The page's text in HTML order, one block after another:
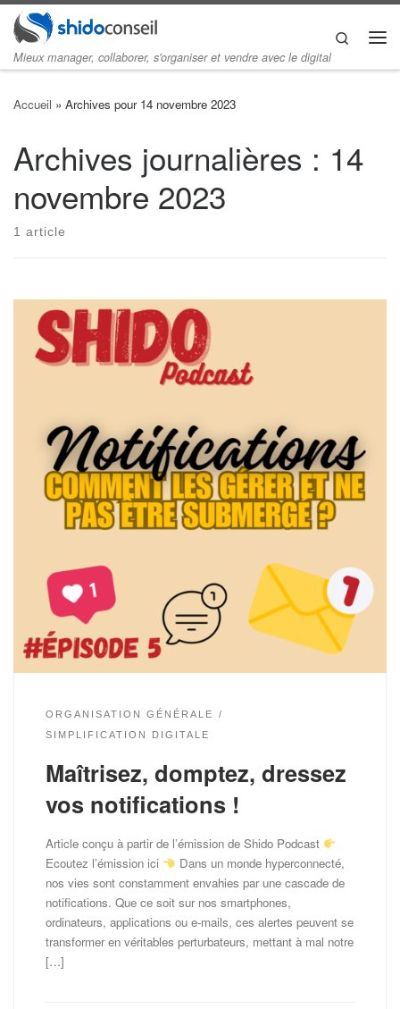
Skip to content
Mieux manager, collaborer, s'organiser et vendre avec le digital
Search
Accueil » Archives pour 14 novembre 2023
Archives journalières : 14
novembre 2023
1 article
ORGANISATION GÉNÉRALE
SIMPLIFICATION DIGITALE
Maîtrisez, domptez, dressez
vos notifications !
Article conçu à partir de l’émission de Shido Podcast
Ecoutez l’émission ici
Dans un monde hyperconnecté,
nos vies sont constamment envahies par une cascade de
notifications. Que ce soit sur nos smartphones,
ordinateurs, applications ou e-mails, ces alertes peuvent se
transformer en véritables perturbateurs, mettant à mal notre
[…]